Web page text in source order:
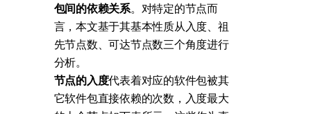
包间的依赖关系。对特定的节点而
言，本文基于其基本性质从入度、祖
先节点数、可达节点数三个角度进行
分析。
节点的入度代表着对应的软件包被其
它软件包直接依赖的次数，入度最大